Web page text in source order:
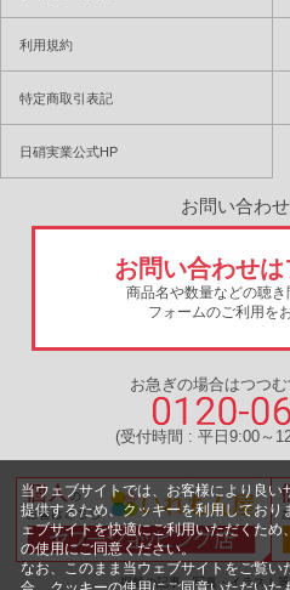
利用規約
特定商取引表記
日硝実業公式HP
お問い合わ
お問い合わせ
商品名や数量などの聴き
フォームのご利用を
お急ぎの場合はつつ
(受付時間 : 平日9:00～
掲載の記事・写真・イラスト
当ウェブサイトでは、お客様により良い
提供するため、クッキーを利用しており
ェブサイトを快適にご利用いただくため
の使用にご同意ください。
なお、このまま当ウェブサイトをご覧い